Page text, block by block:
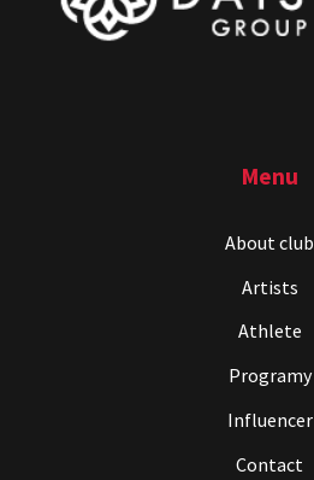
Menu
About club
Artists
Athlete
Programy
Influencer
Contact